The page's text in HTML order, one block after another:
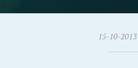
15-10-2013